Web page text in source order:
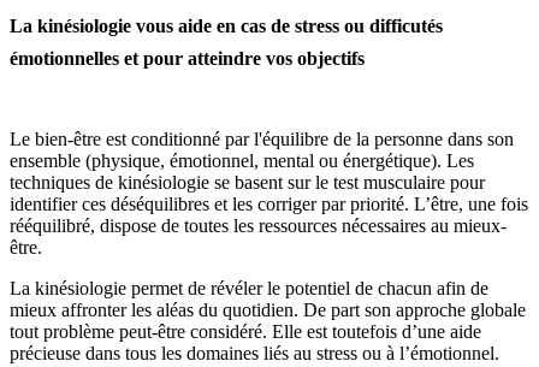
La kinésiologie vous aide en cas de stress ou difficutés
émotionnelles et pour atteindre vos objectifs
Le bien-être est conditionné par l'équilibre de la personne dans son
ensemble (physique, émotionnel, mental ou énergétique). Les
techniques de kinésiologie se basent sur le test musculaire pour
identifier ces déséquilibres et les corriger par priorité. L’être, une fois
rééquilibré, dispose de toutes les ressources nécessaires au mieux-
être.
La kinésiologie permet de révéler le potentiel de chacun afin de
mieux affronter les aléas du quotidien. De part son approche globale
tout problème peut-être considéré. Elle est toutefois d’une aide
précieuse dans tous les domaines liés au stress ou à l’émotionnel.